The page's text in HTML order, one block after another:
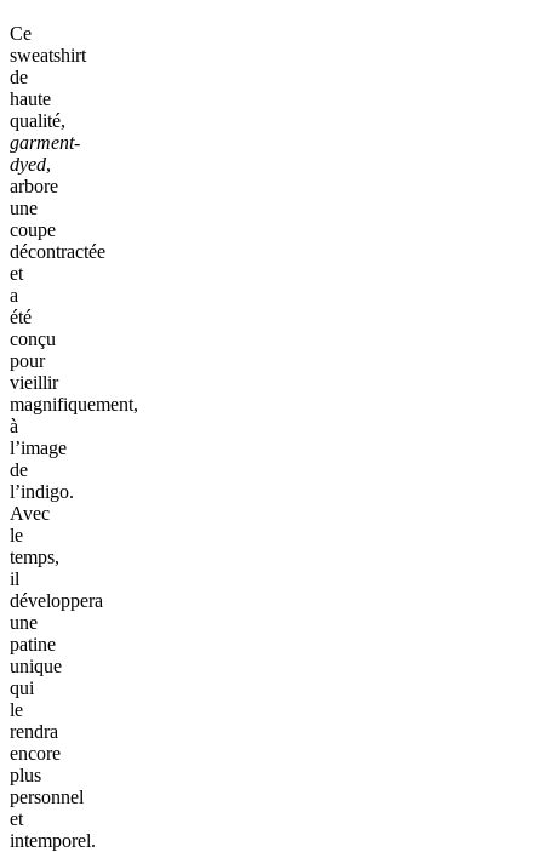
Ce
sweatshirt
de
haute
qualité,
garment-
dyed,
arbore
une
coupe
décontractée
et
a
été
conçu
pour
vieillir
magnifiquement,
à
l’image
de
l’indigo.
Avec
le
temps,
il
développera
une
patine
unique
qui
le
rendra
encore
plus
personnel
et
intemporel.